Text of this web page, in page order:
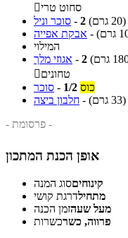
סחוט טרי
סוכר וניל - 2
(20 גרם)
אבקת אפייה -
המילוי
אגוזי מלך - 2
טחונים
סוכר - 1/2 כוס
חלבון ביצה -
(33 גרם)
- פרסומת -
אופן הכנת המתכון
קינוחיםסוג המנה
מתחילדרגת קושי
מעל שעהזמן הכנה
פרווה, כשרכשרות